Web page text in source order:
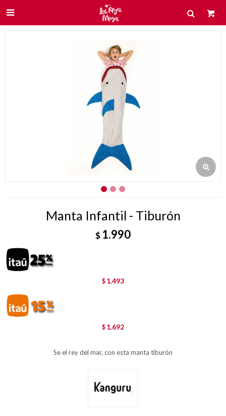

Manta Infantil - Tiburón
$ 1.990
$ 1.493
$ 1.692
Se el rey del mar, con esta manta tiburón